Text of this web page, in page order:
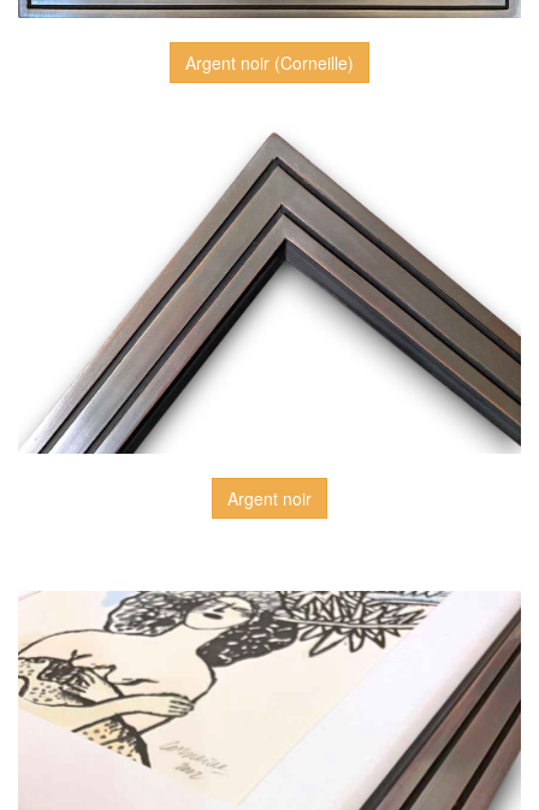
Argent noir (Corneille)
Argent noir